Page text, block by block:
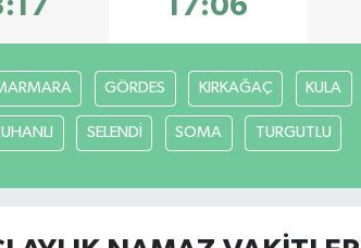
GÖRDES KIRKAĞAÇ KULA
SELENDİ SOMA TURGUTLU